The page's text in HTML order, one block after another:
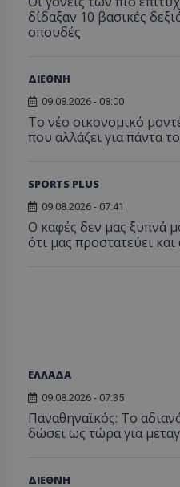
δίδαξαν 10 βασικές
σπουδές
ΔΙΕΘΝΗ
09.08.2026 - 08:00
Το νέο οικονομικό
που αλλάζει για πάντα
SPORTS PLUS
09.08.2026 - 07:41
Ο καφές δεν μας ξυπνά
ότι μας προστατεύει
ΕΛΛΑΔΑ
09.08.2026 - 07:35
Παναθηναϊκός: Το
δώσει ως τώρα για
ΔΙΕΘΝΗ